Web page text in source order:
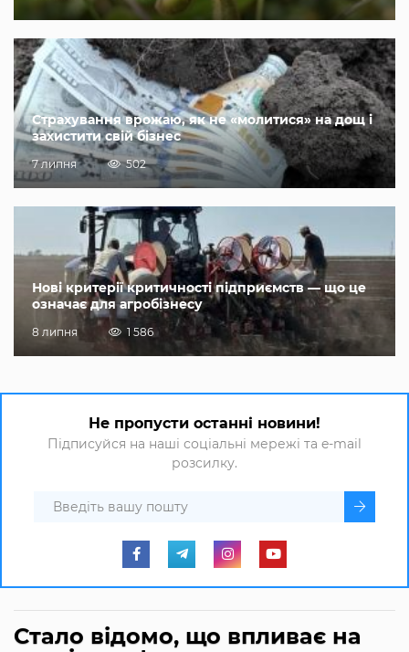
Страхування врожаю, як не «молитися» на дощ і
захистити свій бізнес
7 липня 502
Нові критерії критичності підприємств — що це
означає для агробізнесу
8 липня 1 586
Не пропусти останні новини!
Підписуйся на наші соціальні мережі та e-mail
розсилку.
Стало відомо, що впливає на